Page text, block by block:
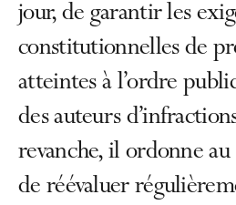
jour, de garantir les
constitutionnelles de
atteintes à l’ordre
des auteurs
revanche, il ordonne
de réévaluer